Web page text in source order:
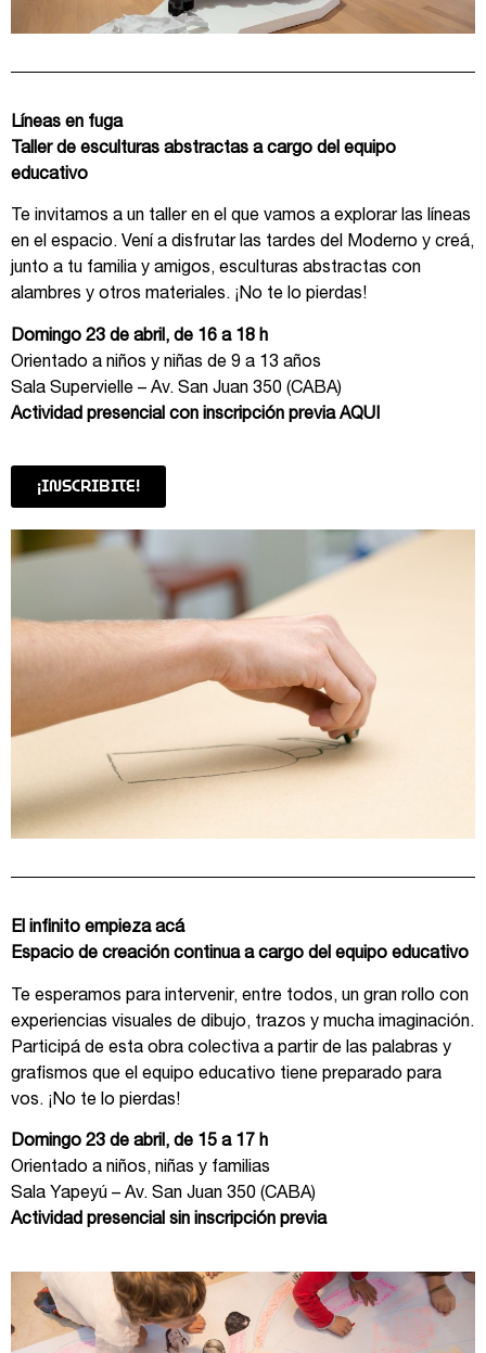
Líneas en fuga
Taller de esculturas abstractas a cargo del equipo
educativo
Te invitamos a un taller en el que vamos a explorar las líneas
en el espacio. Vení a disfrutar las tardes del Moderno y creá,
junto a tu familia y amigos, esculturas abstractas con
alambres y otros materiales. ¡No te lo pierdas!
Domingo 23 de abril, de 16 a 18 h
Orientado a niños y niñas de 9 a 13 años
Sala Supervielle – Av. San Juan 350 (CABA)
Actividad presencial con inscripción previaAQUI
¡INSCRIBITE!
El infinito empieza acá
Espacio de creación continua a cargo del equipo educativo
Te esperamos para intervenir, entre todos, un gran rollo con
experiencias visuales de dibujo, trazos y mucha imaginación.
Participá de esta obra colectiva a partir de las palabras y
grafismos que el equipo educativo tiene preparado para
vos. ¡No te lo pierdas!
Domingo 23 de abril, de 15 a 17 h
Orientado a niños, niñas y familias
Sala Yapeyú – Av. San Juan 350 (CABA)
Actividad presencial sin inscripción previa